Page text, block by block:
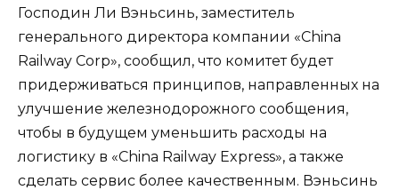
Господин Ли Вэньсинь, заместитель
генерального директора компании «China
Railway Corp», сообщил, что комитет будет
придерживаться принципов, направленных на
улучшение железнодорожного сообщения,
чтобы в будущем уменьшить расходы на
логистику в «China Railway Express», а также
сделать сервис более качественным. Вэньсинь